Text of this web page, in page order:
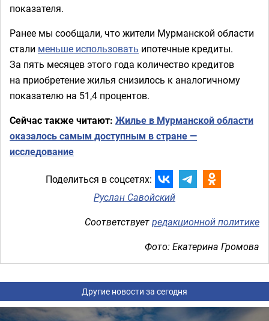
показателя.
Ранее мы сообщали, что жители Мурманской области
стали меньше использовать ипотечные кредиты.
За пять месяцев этого года количество кредитов
на приобретение жилья снизилось к аналогичному
показателю на 51,4 процентов.
Сейчас также читают: Жилье в Мурманской области
оказалось самым доступным в стране —
исследование
Поделиться в соцсетях:
Руслан Савойский
Соответствуетредакционной политике
Фото: Екатерина Громова
Другие новости за сегодня